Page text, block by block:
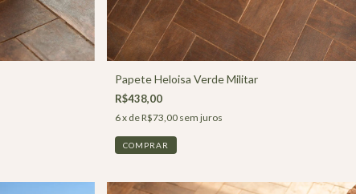
Papete Heloisa Verde Militar
R$438,00
6x deR$73,00 sem juros
COMPRAR